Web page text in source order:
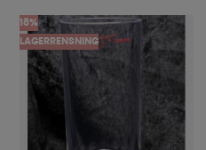
18%
LAGERRENSNING